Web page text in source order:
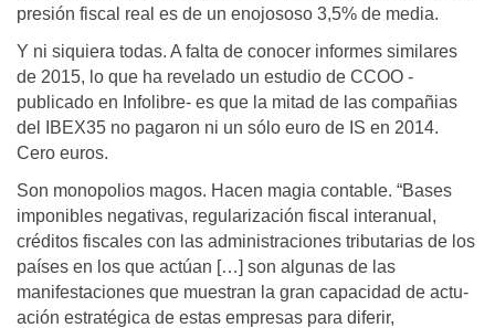
presión fis­cal real es de un enojososo 3,5% de media.
Y ni siquiera todas. A falta de conocer informes similares
de 2015, lo que ha revelado un estudio de CCOO -
publicado en Infolibre- es que la mitad de las compañias
del IBEX35 no paga­ron ni un sólo euro de IS en 2014.
Cero euros.
Son monopolios magos. Hacen magia contable. “Bases
imponibles negativas, regular­ización fiscal interanual,
créditos fiscales con las administraciones tributarias de los
países en los que actúan […] son algunas de las
manifestaciones que mues­tran la gran capacidad de actu­
ación estratégica de estas em­presas para diferir,